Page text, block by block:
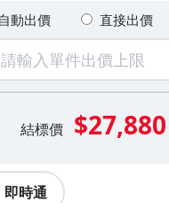
自動出價 直接出價
結標價 $27,880
即時通